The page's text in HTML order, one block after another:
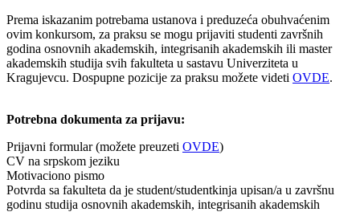
Prema iskazanim potrebama ustanova i preduzeća obuhvaćenim
ovim konkursom, za praksu se mogu prijaviti studenti završnih
godina osnovnih akademskih, integrisanih akademskih ili master
akademskih studija svih fakulteta u sastavu Univerziteta u
Kragujevcu. Dospupne pozicije za praksu možete videti OVDE.
Potrebna dokumenta za prijavu:
Prijavni formular (možete preuzeti OVDE)
CV na srpskom jeziku
Motivaciono pismo
Potvrda sa fakulteta da je student/studentkinja upisan/a u završnu
godinu studija osnovnih akademskih, integrisanih akademskih